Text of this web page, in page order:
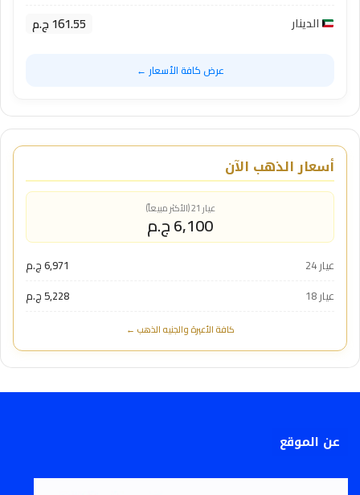
الدينار 161.55 ج.م
عرض كافة الأسعار ←
أسعار الذهب الآن
عيار 21 (الأكثر مبيعاً)
6,100 ج.م
عيار 24
6,971 ج.م
عيار 18
5,228 ج.م
كافة الأعيرة والجنيه الذهب ←
عن الموقع